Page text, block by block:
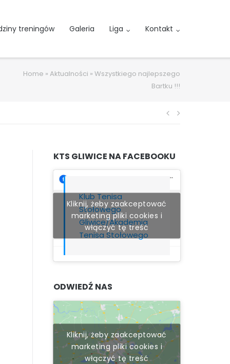
treningów Galeria Liga Kontakt
Home » Aktualności » Wszystkiego najlepszego
Bartku !!!
Nawigacja
KTS GLIWICE NA FACEBOOKU
Klub Tenisa
Stołowego
Gliwice/Akademia
Tenisa Stołowego
Kliknij, żeby zaakceptować
marketing pliki cookies i
włączyć tę treść
ODWIEDŹ NAS
Kliknij, żeby zaakceptować
marketing pliki cookies i
włączyć tę treść